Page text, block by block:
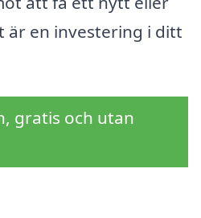
är en investering i ditt
gratis och utan